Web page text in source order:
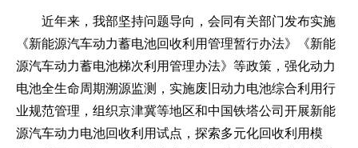
近年来，我部坚持问题导向，会同有关部门发布实施
《新能源汽车动力蓄电池回收利用管理暂行办法》《新能
源汽车动力蓄电池梯次利用管理办法》等政策，强化动力
电池全生命周期溯源监测，实施废旧动力电池综合利用行
业规范管理，组织京津冀等地区和中国铁塔公司开展新能
源汽车动力电池回收利用试点，探索多元化回收利用模